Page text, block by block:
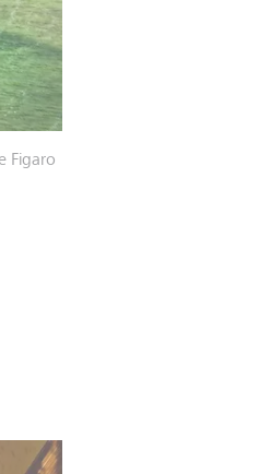
Figaro